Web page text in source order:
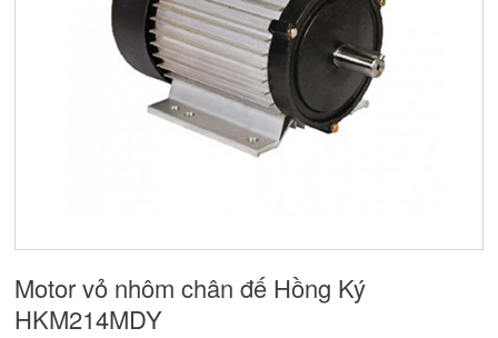
Motor vỏ nhôm chân đế Hồng Ký
HKM214MDY